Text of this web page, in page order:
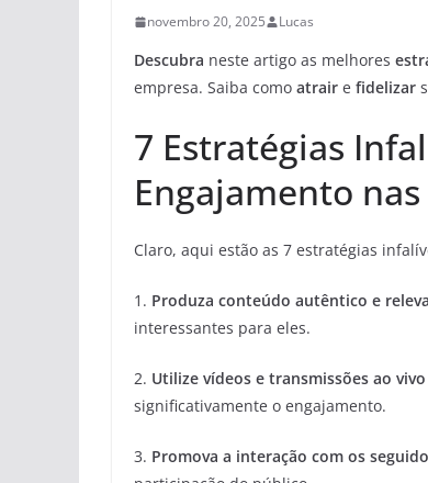
novembro 20, 2025 Lucas
Descubra neste artigo as melhores
empresa. Saiba como atrair e fidelizar
7 Estratégias
Engajamento
Claro, aqui estão as 7 estratégias
1. Produza conteúdo autêntico e
interessantes para eles.
2. Utilize vídeos e transmissões ao vivo
significativamente o engajamento.
3. Promova a interação com os